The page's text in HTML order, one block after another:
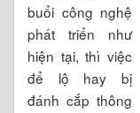
buổi công nghệ
phát triển như
hiện tại, thì việc
để lộ hay bị
đánh cắp thông